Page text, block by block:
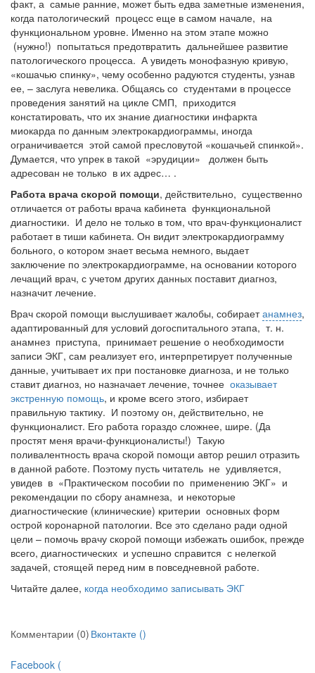
факт, а самые ранние, может быть едва заметные изменения,
когда патологический процесс еще в самом начале, на
функциональном уровне. Именно на этом этапе можно
(нужно!) попытаться предотвратить дальнейшее развитие
патологического процесса. А увидеть монофазную кривую,
«кошачью спинку», чему особенно радуются студенты, узнав
ее, – заслуга невелика. Общаясь со студентами в процессе
проведения занятий на цикле СМП, приходится
констатировать, что их знание диагностики инфаркта
миокарда по данным электрокардиограммы, иногда
ограничивается этой самой пресловутой «кошачьей спинкой».
Думается, что упрек в такой «эрудиции» должен быть
адресован не только в их адрес… .
Работа врача скорой помощи, действительно, существенно
отличается от работы врача кабинета функциональной
диагностики. И дело не только в том, что врач-функционалист
работает в тиши кабинета. Он видит электрокардиограмму
больного, о котором знает весьма немного, выдает
заключение по электрокардиограмме, на основании которого
лечащий врач, с учетом других данных поставит диагноз,
назначит лечение.
Врач скорой помощи выслушивает жалобы, собираетанамнез,
адаптированный для условий догоспитального этапа, т. н.
анамнез приступа, принимает решение о необходимости
записи ЭКГ, сам реализует его, интерпретирует полученные
данные, учитывает их при постановке диагноза, и не только
ставит диагноз, но назначает лечение, точнее оказывает
экстренную помощь, и кроме всего этого, избирает
правильную тактику. И поэтому он, действительно, не
функционалист. Его работа гораздо сложнее, шире. (Да
простят меня врачи-функционалисты!) Такую
поливалентность врача скорой помощи автор решил отразить
в данной работе. Поэтому пусть читатель не удивляется,
увидев в «Практическом пособии по применению ЭКГ» и
рекомендации по сбору анамнеза, и некоторые
диагностические (клинические) критерии основных форм
острой коронарной патологии. Все это сделано ради одной
цели – помочь врачу скорой помощи избежать ошибок, прежде
всего, диагностических и успешно справится с нелегкой
задачей, стоящей перед ним в повседневной работе.
Читайте далее, когда необходимо записывать ЭКГ
Комментарии (0) Вконтакте ()
Facebook (